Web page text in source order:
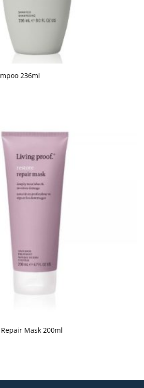
236ml
Mask 200ml